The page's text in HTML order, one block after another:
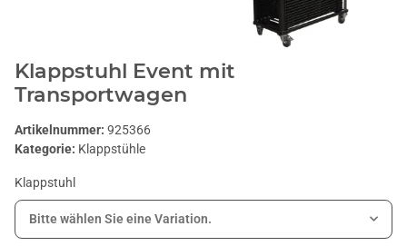
Klappstuhl Event mit
Transportwagen
Artikelnummer: 925366
Kategorie: Klappstühle
Klappstuhl
Bitte wählen Sie eine Variation.